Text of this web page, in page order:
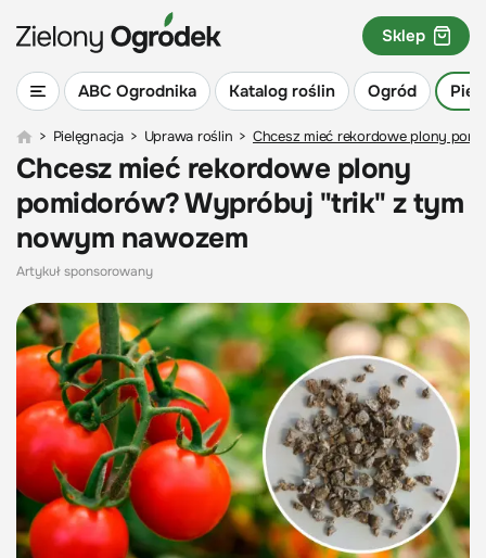
ABC Ogrodnika Katalog roślin Ogród
Sklep
> Pielęgnacja > Uprawa roślin > Chcesz mieć rekordowe plony
Chcesz mieć rekordowe plony
pomidorów? Wypróbuj "trik" z tym
nowym nawozem
Artykuł sponsorowany